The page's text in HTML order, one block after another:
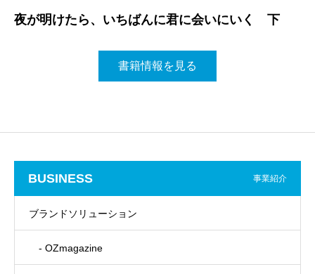
夜が明けたら、いちばんに君に会いにいく 下
書籍情報を見る
BUSINESS 事業紹介
ブランドソリューション
- OZmagazine